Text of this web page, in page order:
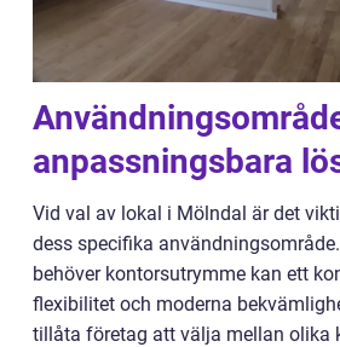
anpassningsbara
Vid val av lokal i Mölndal är det
dess specifika
behöver kontorsutrymme kan ett
flexibilitet och moderna
tillåta företag att välja mellan olika